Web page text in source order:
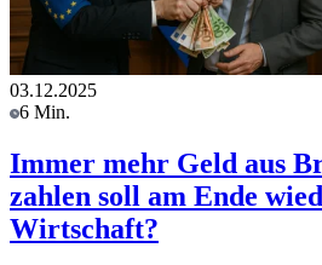
03.12.2025
6 Min.
Immer mehr Geld aus
zahlen soll am Ende
Wirtschaft?